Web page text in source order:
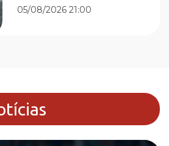
05/08/2026 21:00